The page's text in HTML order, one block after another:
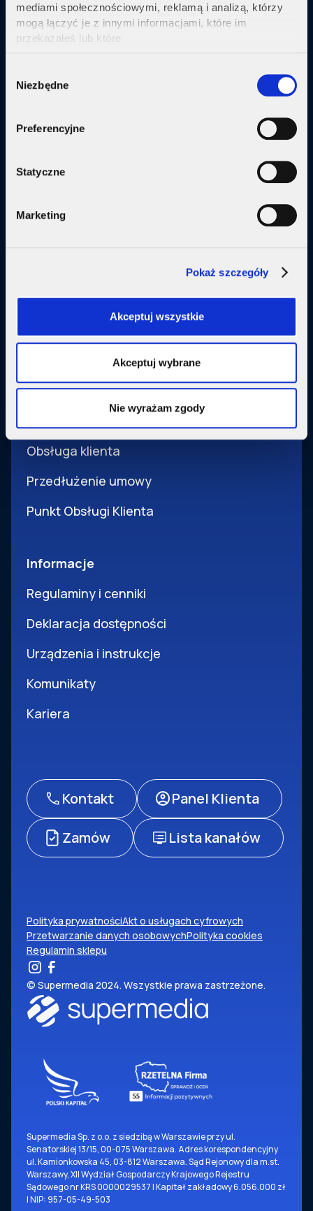
mediami społecznościowymi, reklamą i analizą, którzy
mogą łączyć je z innymi informacjami, które im
przekazałeś lub które
Selection
Niezbędne
Preferencyjne
Statyczne
Marketing
Pokaż szczegóły
Akceptuj wszystkie
Akceptuj wybrane
Nie wyrażam zgody
Internet + telewizja
Internet + plan komórkowy
Małe firmy
SupermediaGo
Pomoc i obsługa
Obsługa klienta
Przedłużenie umowy
Punkt Obsługi Klienta
Informacje
Regulaminy i cenniki
Deklaracja dostępności
Urządzenia i instrukcje
Komunikaty
Kariera
Kontakt Panel Klienta
Zamów Lista kanałów
Polityka prywatnościAkt o usługach cyfrowych
Przetwarzanie danych osobowychPolityka cookies
Regulamin sklepu
© Supermedia 2024. Wszystkie prawa zastrzeżone.
Supermedia Sp. z o.o. z siedzibą w Warszawie przy ul.
Senatorskiej 13/15, 00-075 Warszawa. Adres korespondencyjny
ul. Kamionkowska 45, 03-812 Warszawa. Sąd Rejonowy dla m.st.
Warszawy, XII Wydział Gospodarczy Krajowego Rejestru
Sądowego nr KRS 0000029537 | Kapitał zakładowy 6.056.000 zł
| NIP: 957-05-49-503